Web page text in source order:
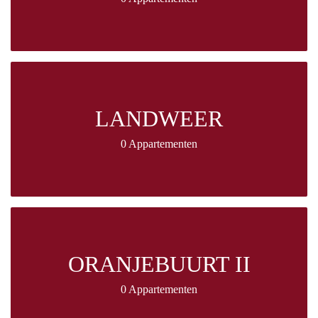
LANDWEER
0 Appartementen
ORANJEBUURT II
0 Appartementen